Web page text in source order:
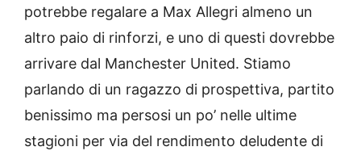
potrebbe regalare a Max Allegri almeno un
altro paio di rinforzi, e uno di questi dovrebbe
arrivare dal Manchester United. Stiamo
parlando di un ragazzo di prospettiva, partito
benissimo ma persosi un po’ nelle ultime
stagioni per via del rendimento deludente di